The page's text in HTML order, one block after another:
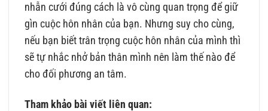
nhẫn cưới đúng cách là vô cùng quan trọng để giữ
gìn cuộc hôn nhân của bạn. Nhưng suy cho cùng,
nếu bạn biết trân trọng cuộc hôn nhân của mình thì
sẽ tự nhắc nhở bản thân mình nên làm thế nào để
cho đối phương an tâm.
Tham khảo bài viết liên quan: